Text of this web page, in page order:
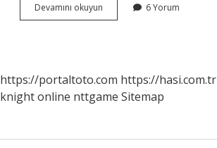
Devamını okuyun Ekonomist
Dergisi
6 Yorum
https://portaltoto.com https://hasi.com.tr
knight online nttgame Sitemap